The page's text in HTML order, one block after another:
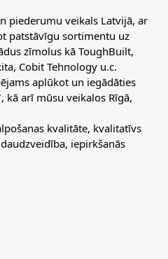
piederumu veikals Latvijā, ar
patstāvīgu sortimentu uz
zīmolus kā ToughBuilt,
Cobit Tehnology u.c.
aplūkot un iegādāties
kā arī mūsu veikalos Rīgā,
kvalitāte, kvalitatīvs
iepirkšanās